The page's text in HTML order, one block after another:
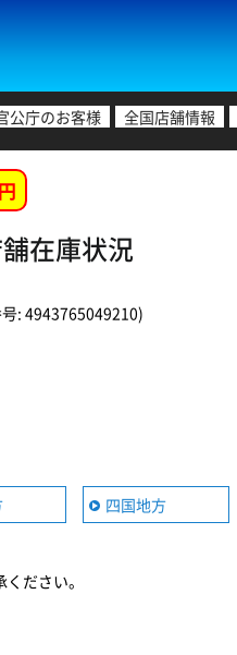
公庁のお客様 全国店舗情報
在庫状況
: 4943765049210)
四国地方
ださい。